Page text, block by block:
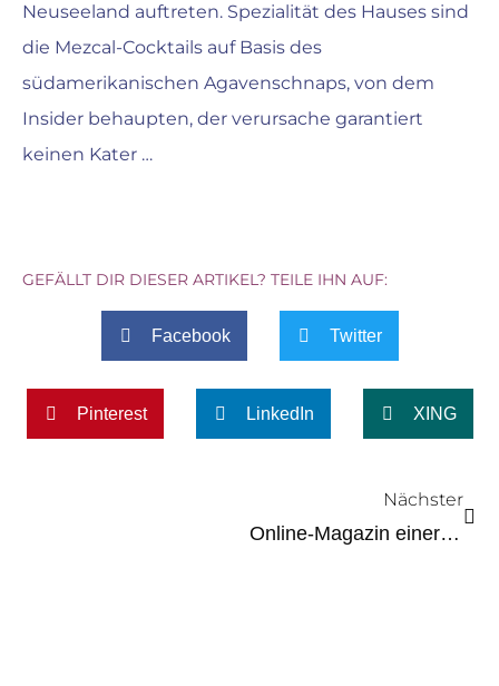
Neuseeland auftreten. Spezialität des Hauses sind
die Mezcal-Cocktails auf Basis des
südamerikanischen Agavenschnaps, von dem
Insider behaupten, der verursache garantiert
keinen Kater …
GEFÄLLT DIR DIESER ARTIKEL? TEILE IHN AUF:
Facebook Twitter
Pinterest LinkedIn XING
Nächster
Online-Magazin einer Universität